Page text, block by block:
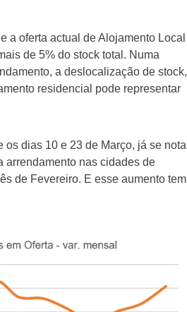
a oferta actual de Alojamento Local
de 5% do stock total. Numa
a deslocalização de stock,
residencial pode representar
os dias 10 e 23 de Março, já se nota
arrendamento nas cidades de
de Fevereiro. E esse aumento tem